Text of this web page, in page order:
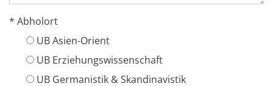
* Abholort
UB Asien-Orient
UB Erziehungswissenschaft
UB Germanistik & Skandinavistik